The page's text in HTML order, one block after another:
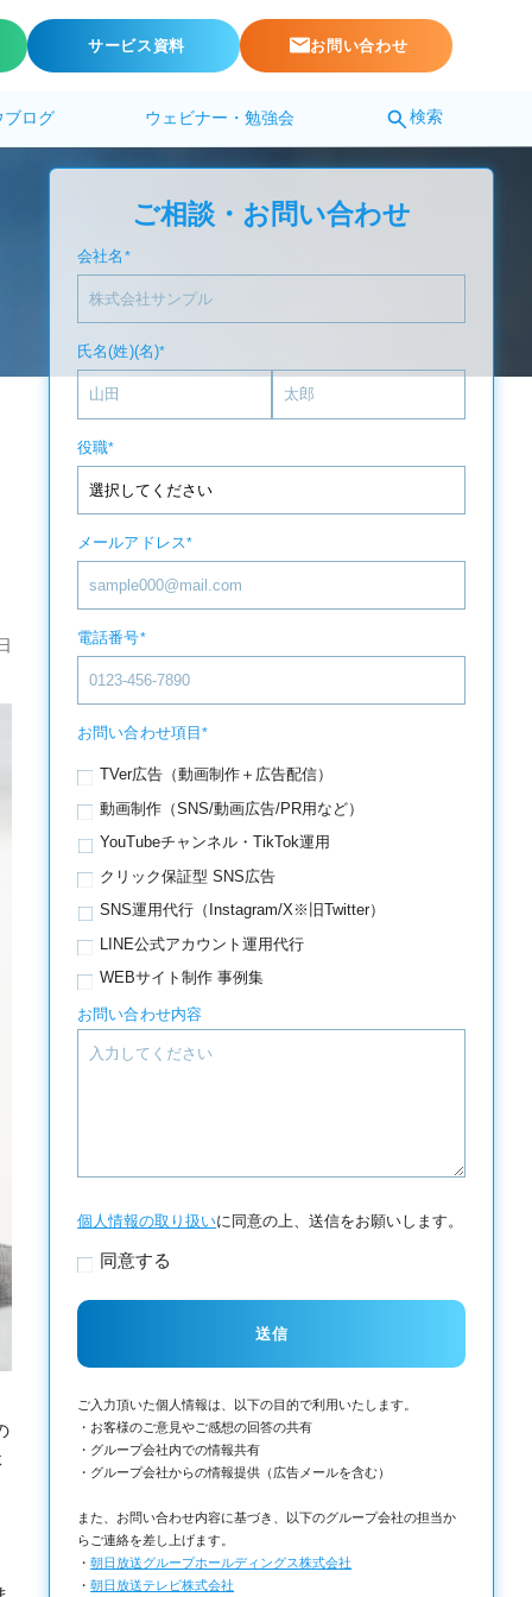
サービス資料 お問い合わせ
ブログ ウェビナー・勉強会 検索
ご相談・お問い合わせ
会社名 *
氏名(姓)(名)*
役職*
メールアドレス*
電話番号*
お問い合わせ項目*
TVer広告（動画制作＋広告配信）
動画制作（SNS/動画広告/PR用など）
YouTubeチャンネル・TikTok運用
クリック保証型 SNS広告
SNS運用代行（Instagram/X※旧Twitter）
LINE公式アカウント運用代行
WEBサイト制作 事例集
お問い合わせ内容
個人情報の取り扱いに同意の上、送信をお願いします。
同意する
ご入力頂いた個人情報は、以下の目的で利用いたします。
・お客様のご意見やご感想の回答の共有
・グループ会社内での情報共有
・グループ会社からの情報提供（広告メールを含む）
また、お問い合わせ内容に基づき、以下のグループ会社の担当か
らご連絡を差し上げます。
・朝日放送グループホールディングス株式会社
・朝日放送テレビ株式会社